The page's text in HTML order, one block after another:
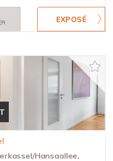
Hansaallee,